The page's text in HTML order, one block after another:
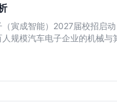
（寅成智能）2027届校招启
人规模汽车电子企业的机械与
资面议背后的含金量及应届